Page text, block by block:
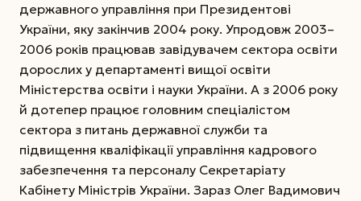
державного управління при Президентові
України, яку закінчив 2004 року. Упродовж 2003–
2006 років працював завідувачем сектора освіти
дорослих у департаменті вищої освіти
Міністерства освіти і науки України. А з 2006 року
й дотепер працює головним спеціалістом
сектора з питань державної служби та
підвищення кваліфікації управління кадрового
забезпечення та персоналу Секретаріату
Кабінету Міністрів України. Зараз Олег Вадимович